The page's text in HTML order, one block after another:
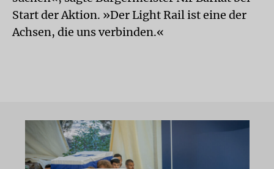
Start der Aktion. »Der Light Rail ist eine der
Achsen, die uns verbinden.«